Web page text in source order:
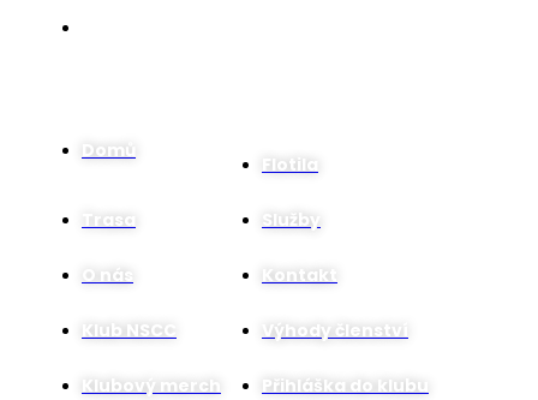
Domů
Flotila
Trasa Služby
O nás Kontakt
Klub NSCC Výhody členství
Klubový merch Přihláška do klubu